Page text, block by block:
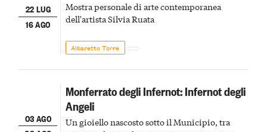
22 LUG
16 AGO
Mostra personale di arte contemporanea
dell'artista Silvia Ruata
Albaretto Torre
03 AGO
Monferrato degli Infernot: Infernot degli
Angeli
Un gioiello nascosto sotto il Municipio, tra